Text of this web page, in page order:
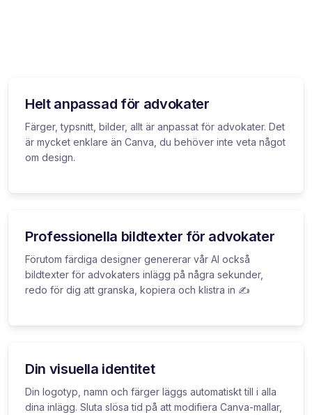
Helt anpassad för advokater
Färger, typsnitt, bilder, allt är anpassat för advokater. Det
är mycket enklare än Canva, du behöver inte veta något
om design.
Professionella bildtexter för advokater
Förutom färdiga designer genererar vår AI också
bildtexter för advokaters inlägg på några sekunder,
redo för dig att granska, kopiera och klistra in ✍️
Din visuella identitet
Din logotyp, namn och färger läggs automatiskt till i alla
dina inlägg. Sluta slösa tid på att modifiera Canva-mallar,